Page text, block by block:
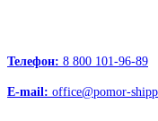
Телефон: 8 800 101-96-89
E-mail: office@pomor-